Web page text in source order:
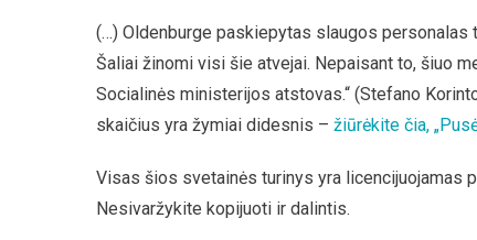
(…) Oldenburge paskiepytas slaugos
Šaliai žinomi visi šie atvejai. Nepaisant to, šiuo
Socialinės ministerijos atstovas.“ (Stefano
skaičius yra žymiai didesnis – žiūrėkite čia,
Visas šios svetainės turinys yra licencijuojamas
Nesivaržykite kopijuoti ir dalintis.